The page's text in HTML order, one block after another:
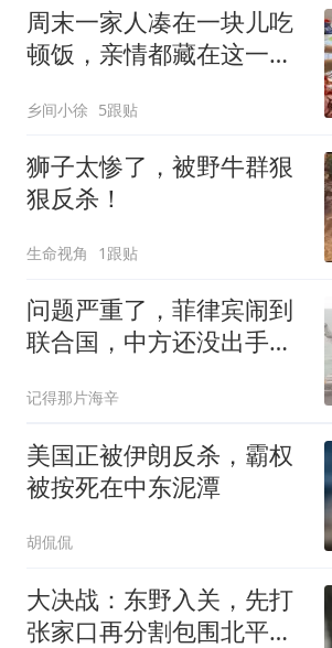
周末一家人凑在一块儿吃
顿饭，亲情都藏在这一饭
乡间小徐 5跟贴
狮子太惨了，被野牛群狠
狠反杀！
生命视角 1跟贴
问题严重了，菲律宾闹到
联合国，中方还没出手，
记得那片海辛
美国正被伊朗反杀，霸权
被按死在中东泥潭
胡侃侃
大决战：东野入关，先打
张家口再分割包围北平，